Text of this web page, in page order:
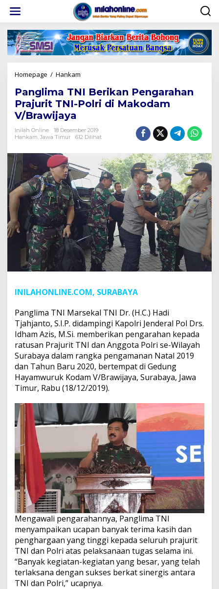
konten
Homepage / Hankam
Berikan
Pengarahan
Prajurit
Polri
di
Panglima TNI Berikan Pengarahan
Prajurit TNI-Polri di Makodam
V/Brawijaya
Inilah Online
18 Desember 2019
Hankam Jawa Timur 612 Dilihat
INILAHONLINE.COM, SURABAYA
Panglima TNI Marsekal TNI Dr. (H.C.) Hadi
Tjahjanto, S.I.P. didampingi Kapolri Jenderal Pol Drs.
Idham Azis, M.Si. memberikan pengarahan kepada
ratusan Prajurit TNI dan Anggota Polri se-Wilayah
Surabaya dalam rangka pengamanan Natal 2019
dan Tahun Baru 2020, bertempat di Gedung
Hayamwuruk Kodam V/Brawijaya, Surabaya, Jawa
Timur, Rabu (18/12/2019).
Mengawali pengarahannya, Panglima TNI
menyampaikan ucapan banyak terima kasih dan
penghargaan yang tinggi kepada seluruh prajurit
TNI dan Polri atas pelaksanaan tugas selama ini.
“Banyak kegiatan-kegiatan yang besar, yang telah
terlaksana dengan sukses berkat sinergis antara
TNI dan Polri,” ucapnya.